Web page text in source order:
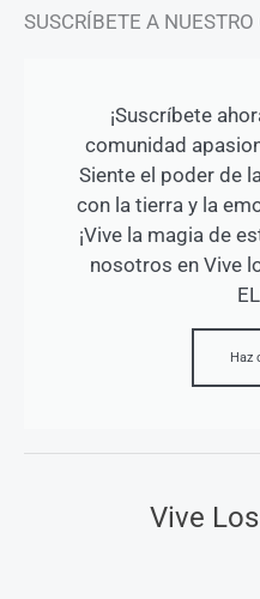
SUSCRÍBETE A
¡Suscríbete
comunidad
Siente el poder de
con la tierra y la
¡Vive la magia de
nosotros en Vive
Haz
Vive